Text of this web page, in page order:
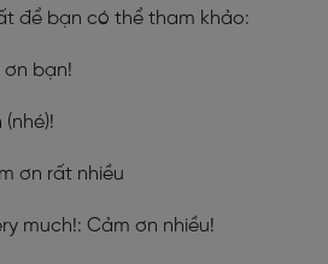
để bạn có thể tham khảo:
ơn bạn!
(nhé)!
ơn rất nhiều
much!: Cảm ơn nhiều!